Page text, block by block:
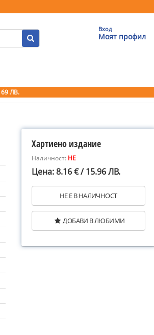
Вход
Моят профил
ЛВ.
Хартиено издание
Наличност: НЕ
Цена: 8.16 € / 15.96 ЛВ.
НЕ Е В НАЛИЧНОСТ
ДОБАВИ В ЛЮБИМИ